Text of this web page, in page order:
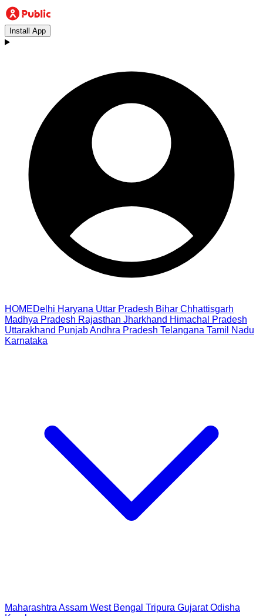
Install App
HOMEDelhi Haryana Uttar Pradesh Bihar Chhattisgarh
Madhya Pradesh Rajasthan Jharkhand Himachal Pradesh
Uttarakhand PunjabAndhra Pradesh Telangana Tamil Nadu
Karnataka
Maharashtra Assam West Bengal Tripura Gujarat Odisha